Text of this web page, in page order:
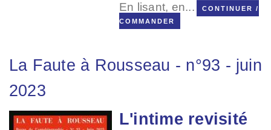
En lisant, en...
CONTINUER /
COMMANDER
La Faute à Rousseau - n°93 - juin
2023
Image L'intime revisité